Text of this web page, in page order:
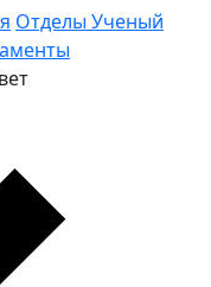
Отделы Ученый